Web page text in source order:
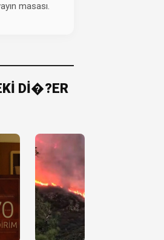
masası.
Dİ�?ER